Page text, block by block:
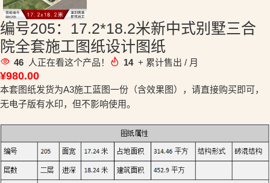
编号205：17.2*18.2米新中式别墅三合
院全套施工图纸设计图纸
46 人正在看这个产品！ 14 + 累计售出 / 月
¥980.00
本套图纸发货为A3施工蓝图一份（含效果图），请直接购买即可，
无电子版有水印，但不影响使用。